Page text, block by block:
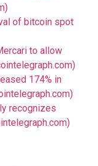
of bitcoin spot
to allow
174% in
recognizes